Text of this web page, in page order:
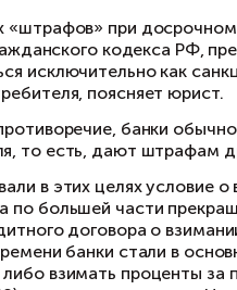
данная норма
Однако в
может быть
что этот
может не принять
на якобы
кредита,
Сичинский.